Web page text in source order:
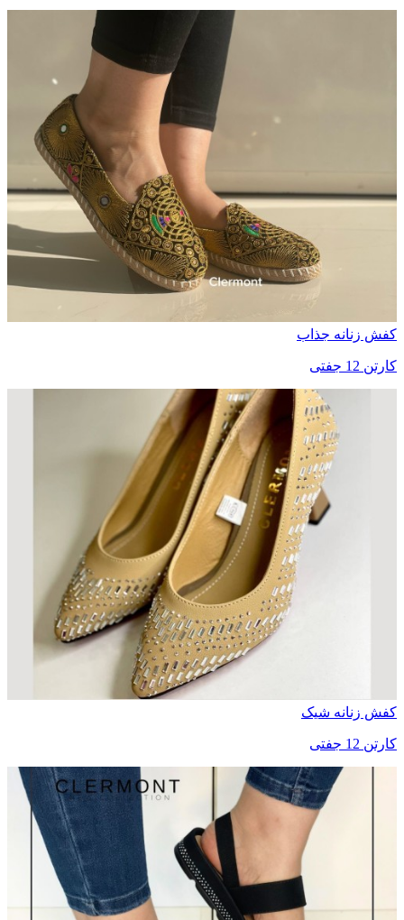
کفش زنانه جذاب
کارتن 12 جفتی
کفش زنانه شیک
کارتن 12 جفتی